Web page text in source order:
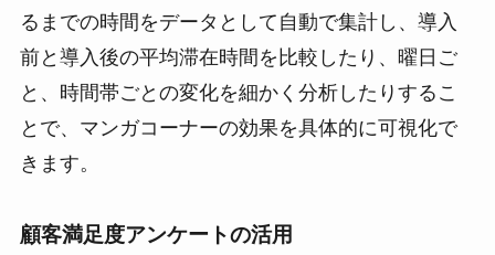
るまでの時間をデータとして自動で集計し、導入
前と導入後の平均滞在時間を比較したり、曜日ご
と、時間帯ごとの変化を細かく分析したりするこ
とで、マンガコーナーの効果を具体的に可視化で
きます。
顧客満足度アンケートの活用